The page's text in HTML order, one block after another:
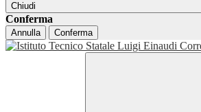
Chiudi
Conferma
Annulla Conferma